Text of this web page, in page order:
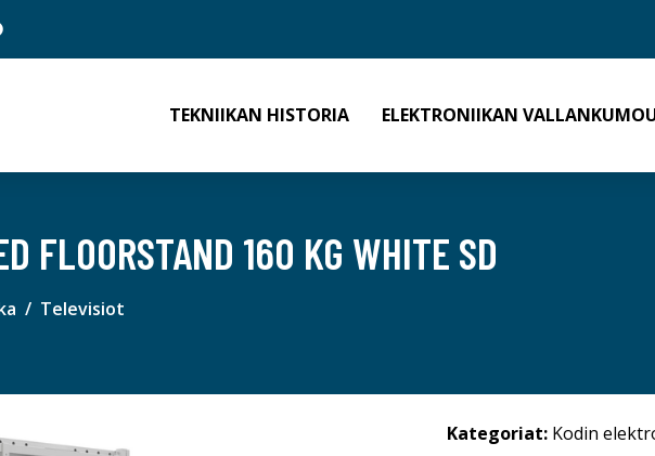
TEKNIIKAN HISTORIA ELEKTRONIIKAN
FLOORSTAND 160 KG WHITE SD
Televisiot
Kategoriat: Kodin